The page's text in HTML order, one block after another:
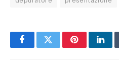
FacebookTwitterPinterest